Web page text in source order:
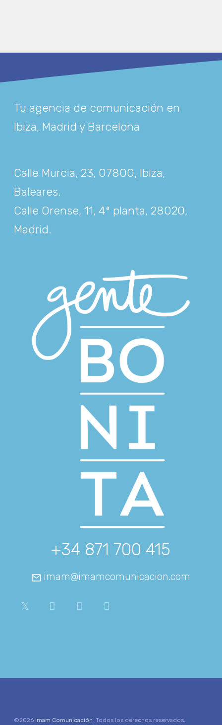
Tu agencia de comunicación en
Ibiza, Madrid y Barcelona
Calle Murcia, 23, 07800, Ibiza,
Baleares.
Calle Orense, 11, 4ª planta, 28020,
Madrid.
+34 871 700 415
imam@imamcomunicacion.com
©2026 Imam Comunicación. Todos los derechos reservados.